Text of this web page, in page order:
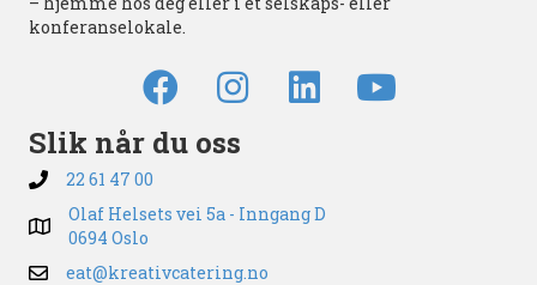
konferanselokale.
Slik når du oss
22 61 47 00
Olaf Helsets vei 5a - Inngang D
0694 Oslo
eat@kreativcatering.no